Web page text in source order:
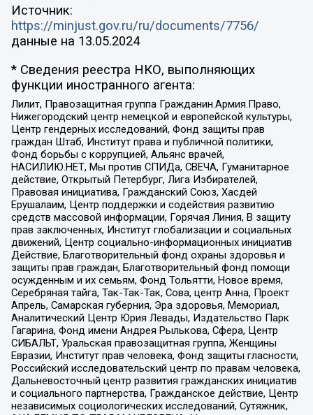
Источник:
https://minjust.gov.ru/ru/documents/7756/
данные на 13.05.2024
* Сведения реестра НКО, выполняющих
функции иностранного агента:
Лилит, Правозащитная группа Гражданин.Армия.Право,
Нижегородский центр немецкой и европейской культуры,
Центр гендерных исследований, Фонд защиты прав
граждан Штаб, Институт права и публичной политики,
Фонд борьбы с коррупцией, Альянс врачей,
НАСИЛИЮ.НЕТ, Мы против СПИДа, СВЕЧА, Гуманитарное
действие, Открытый Петербург, Лига Избирателей,
Правовая инициатива, Гражданский Союз, Хасдей
Ерушалаим, Центр поддержки и содействия развитию
средств массовой информации, Горячая Линия, В защиту
прав заключенных, Институт глобализации и социальных
движений, Центр социально-информационных инициатив
Действие, Благотворительный фонд охраны здоровья и
защиты прав граждан, Благотворительный фонд помощи
осужденным и их семьям, Фонд Тольятти, Новое время,
Серебряная тайга, Так-Так-Так, Сова, центр Анна, Проект
Апрель, Самарская губерния, Эра здоровья, Мемориал,
Аналитический Центр Юрия Левады, Издательство Парк
Гагарина, Фонд имени Андрея Рылькова, Сфера, Центр
СИБАЛЬТ, Уральская правозащитная группа, Женщины
Евразии, Институт прав человека, Фонд защиты гласности,
Российский исследовательский центр по правам человека,
Дальневосточный центр развития гражданских инициатив
и социального партнерства, Гражданское действие, Центр
независимых социологических исследований, Сутяжник,